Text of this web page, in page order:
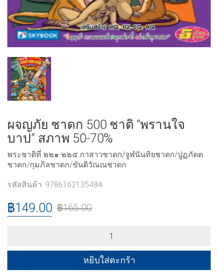
ผจญภัย ชาดก 500 ชาติ “พรานใจ
บาป” สภาพ 50-70%
พระชาติที่ ๒๒๑-๒๒๕ กาสาวชาดก/จูฬนันทิยชาดก/ปูฏภัตต
ชาดก/กุมภิลชาดก/ขันติวัณณชาดก
รหัสสินค้า: 9786162135484
฿165.00
฿149.00
ชาดก
หยิบใส่ตะกร้า